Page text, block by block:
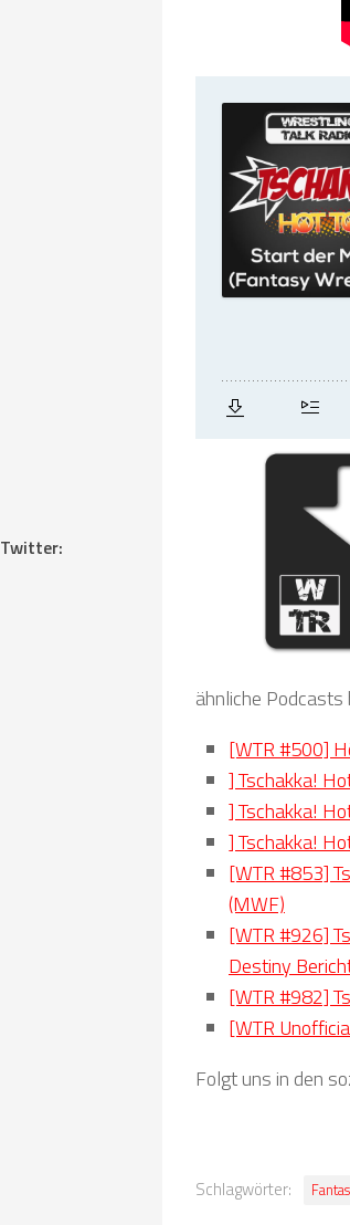
ähnliche Podcasts
[WTR #500]
] Tschakka!
] Tschakka!
] Tschakka!
[WTR #853]
(MWF)
[WTR #926]
Destiny
[WTR #982]
[WTR
Folgt uns in den
Schlagwörter: